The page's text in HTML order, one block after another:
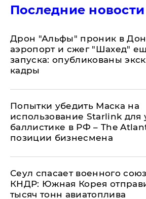
Последние новости
Дрон "Альфы" проник в
аэропорт и сжег "Шахед"
запуска: опубликованы
кадры
Попытки убедить Маска на
использование Starlink для
баллистике в РФ – The
позиции бизнесмена
​Сеул спасает военного
КНДР: Южная Корея
тысяч тонн авиатоплива